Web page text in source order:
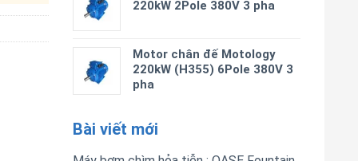
220kW 2Pole 380V 3 pha
Motor chân đế Motology
220kW (H355) 6Pole 380V 3
pha
Bài viết mới